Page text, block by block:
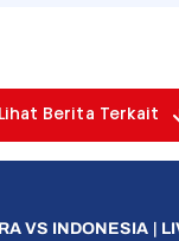
Lihat Berita Terkait
VS INDONESIA |